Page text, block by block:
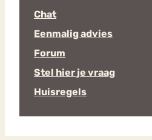
Chat
Eenmalig advies
Forum
Stel hier je vraag
Huisregels